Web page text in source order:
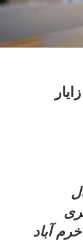
با 1219هجری
آباد